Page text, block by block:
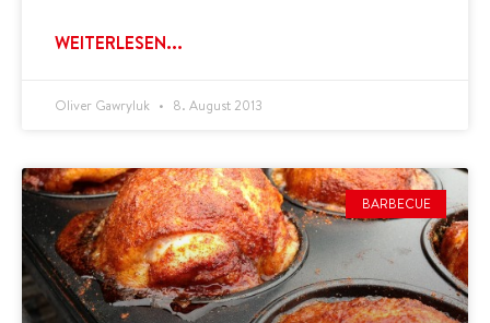
WEITERLESEN...
Oliver Gawryluk 8. August 2013
BARBECUE